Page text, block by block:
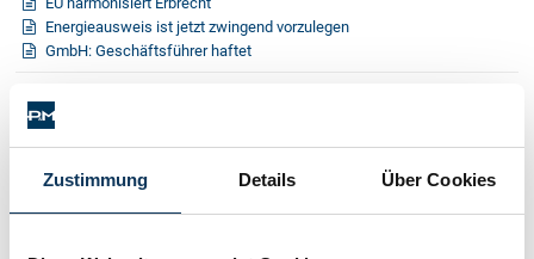
Zustimmung Details Über Cookies
Energieausweis ist jetzt zwingend vorzulegen
GmbH: Geschäftsführer haftet
Nr. 3 / September 2012
Nr. 2 / Juni 2012
Nr. 1 / März 2012